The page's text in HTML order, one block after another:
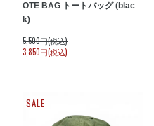
OTE BAG トートバッグ (blac
k)
5,500円(税込)
3,850円(税込)
SALE